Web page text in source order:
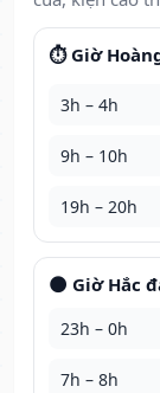
⏱️ Giờ
3h – 4h
9h – 10h
19h – 20h
🌑 Giờ Hắc
23h – 0h
7h – 8h